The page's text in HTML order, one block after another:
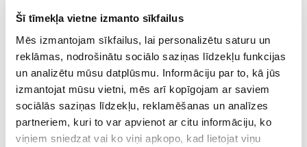
Šī tīmekļa vietne izmanto sīkfailus
Mēs izmantojam sīkfailus, lai personalizētu saturu un
reklāmas, nodrošinātu sociālo saziņas līdzekļu funkcijas
un analizētu mūsu datplūsmu. Informāciju par to, kā jūs
izmantojat mūsu vietni, mēs arī kopīgojam ar saviem
sociālās saziņas līdzekļu, reklamēšanas un analīzes
partneriem, kuri to var apvienot ar citu informāciju, ko
viņiem sniedzat vai ko viņi apkopo, kad lietojat viņu
mehānismu ne tikai sēdekļa augstuma, bet arī muguriņas
stāvokļa regulēšanai. Tas bērnam nodrošinās visērtāko
stāvokli mācību laikā.
Ceram, ka mūsu padomi ļaus vecākiem bez liekām pūlēm
organizēt telpu bērna dzīvei un to izmainīt pakāpeniski un
pēc savas vēlēšanās, nevis ārējo apstākļu ietekmē!